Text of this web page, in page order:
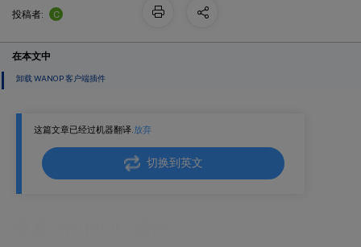
这篇文章已经过机器翻译.放弃
切换到英文
投稿者:
C
在本文中
卸载 WANOP 客户端插件